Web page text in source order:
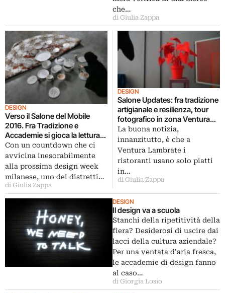
che…
di Giulia Zappa
DESIGN
Verso il Salone del Mobile
2016. Fra Tradizione e
Accademie si gioca la lettura
del presente e del futuro di
Ventura Lambrate
Con un countdown che ci
avvicina inesorabilmente
alla prossima design week
milanese, uno dei distretti…
di Giulia Zappa
DESIGN
Salone Updates: fra tradizione
artigianale e resilienza, tour
fotografico in zona Ventura
Lambrate
La buona notizia,
innanzitutto, è che a
Ventura Lambrate i
ristoranti usano solo piatti
in…
di Giulia Zappa
DESIGN
Il design va a scuola
Stanchi della ripetitività della
fiera? Desiderosi di uscire dai
lacci della cultura aziendale?
Per una ventata d’aria fresca,
le accademie di design fanno
al caso…
di Giorgia Losio